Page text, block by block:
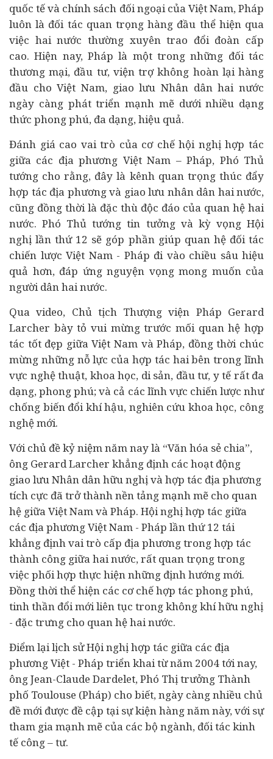
quốc tế và chính sách đối ngoại của Việt Nam, Pháp
luôn là đối tác quan trọng hàng đầu thể hiện qua
việc hai nước thường xuyên trao đổi đoàn cấp
cao. Hiện nay, Pháp là một trong những đối tác
thương mại, đầu tư, viện trợ không hoàn lại hàng
đầu cho Việt Nam, giao lưu Nhân dân hai nước
ngày càng phát triển mạnh mẽ dưới nhiều dạng
thức phong phú, đa dạng, hiệu quả.
Đánh giá cao vai trò của cơ chế hội nghị hợp tác
giữa các địa phương Việt Nam – Pháp, Phó Thủ
tướng cho rằng, đây là kênh quan trọng thúc đẩy
hợp tác địa phương và giao lưu nhân dân hai nước,
cũng đồng thời là đặc thù độc đáo của quan hệ hai
nước. Phó Thủ tướng tin tưởng và kỳ vọng Hội
nghị lần thứ 12 sẽ góp phần giúp quan hệ đối tác
chiến lược Việt Nam - Pháp đi vào chiều sâu hiệu
quả hơn, đáp ứng nguyện vọng mong muốn của
người dân hai nước.
Qua video, Chủ tịch Thượng viện Pháp Gerard
Larcher bày tỏ vui mừng trước mối quan hệ hợp
tác tốt đẹp giữa Việt Nam và Pháp, đồng thời chúc
mừng những nỗ lực của hợp tác hai bên trong lĩnh
vực nghệ thuật, khoa học, di sản, đầu tư, y tế rất đa
dạng, phong phú; và cả các lĩnh vực chiến lược như
chống biến đổi khí hậu, nghiên cứu khoa học, công
nghệ mới.
Với chủ đề kỷ niệm năm nay là “Văn hóa sẻ chia”,
ông Gerard Larcher khẳng định các hoạt động
giao lưu Nhân dân hữu nghị và hợp tác địa phương
tích cực đã trở thành nền tảng mạnh mẽ cho quan
hệ giữa Việt Nam và Pháp. Hội nghị hợp tác giữa
các địa phương Việt Nam - Pháp lần thứ 12 tái
khẳng định vai trò cấp địa phương trong hợp tác
thành công giữa hai nước, rất quan trọng trong
việc phối hợp thực hiện những định hướng mới.
Đồng thời thể hiện các cơ chế hợp tác phong phú,
tinh thần đổi mới liên tục trong không khí hữu nghị
- đặc trưng cho quan hệ hai nước.
Điểm lại lịch sử Hội nghị hợp tác giữa các địa
phương Việt - Pháp triển khai từ năm 2004 tới nay,
ông Jean-Claude Dardelet, Phó Thị trưởng Thành
phố Toulouse (Pháp) cho biết, ngày càng nhiều chủ
đề mới được đề cập tại sự kiện hàng năm này, với sự
tham gia mạnh mẽ của các bộ ngành, đối tác kinh
tế công – tư.